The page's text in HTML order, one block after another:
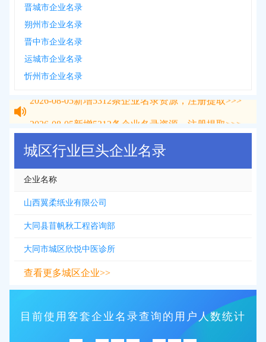
晋城市企业名录
朔州市企业名录
晋中市企业名录
运城市企业名录
忻州市企业名录
新增 条企业名录资源，注册提取>>>
城区行业巨头企业名录
企业名称
山西翼柔纸业有限公司
大同县苜帆秋工程咨询部
大同市城区欣悦中医诊所
查看更多城区企业>>
目前使用客套企业名录查询的用户人数统计